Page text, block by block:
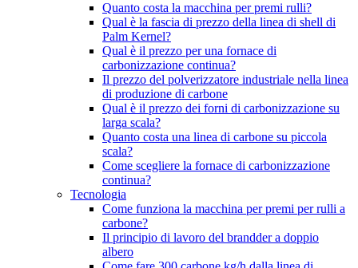
Quanto costa la macchina per premi rulli?
Qual è la fascia di prezzo della linea di shell di
Palm Kernel?
Qual è il prezzo per una fornace di
carbonizzazione continua?
Il prezzo del polverizzatore industriale nella linea
di produzione di carbone
Qual è il prezzo dei forni di carbonizzazione su
larga scala?
Quanto costa una linea di carbone su piccola
scala?
Come scegliere la fornace di carbonizzazione
continua?
Tecnologia
Come funziona la macchina per premi per rulli a
carbone?
Il principio di lavoro del brandder a doppio
albero